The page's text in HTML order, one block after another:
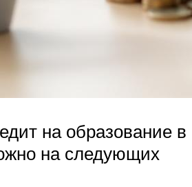
на образование в
на следующих